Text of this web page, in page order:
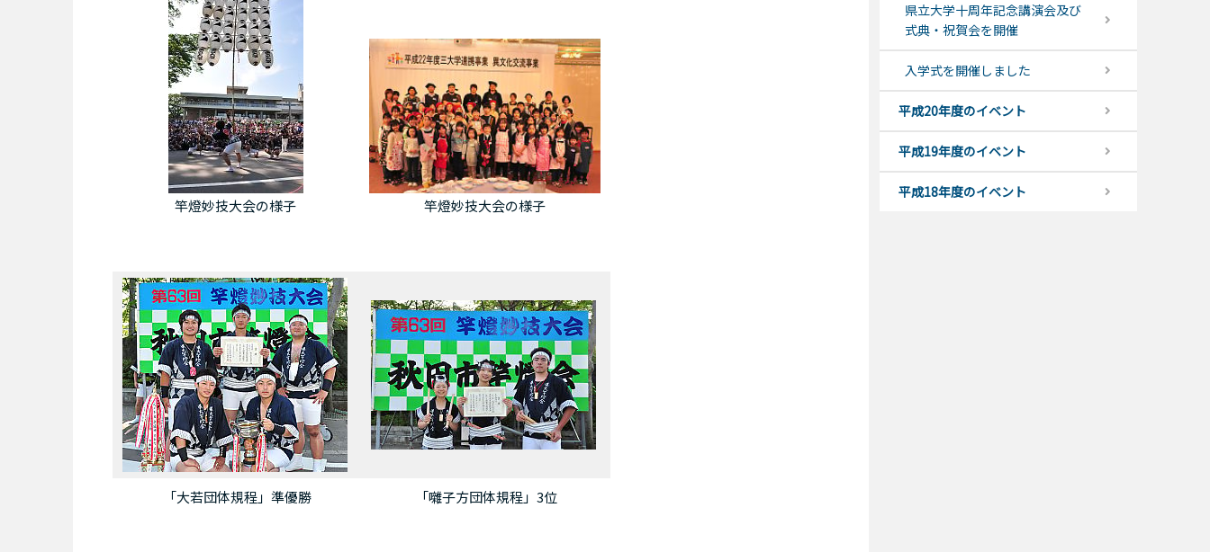
竿燈妙技大会の様子 竿燈妙技大会の様子
「大若団体規程」準優勝 「囃子方団体規程」3位
県立大学十周年記念講演会及び
式典・祝賀会を開催
入学式を開催しました
平成20年度のイベント
平成19年度のイベント
平成18年度のイベント